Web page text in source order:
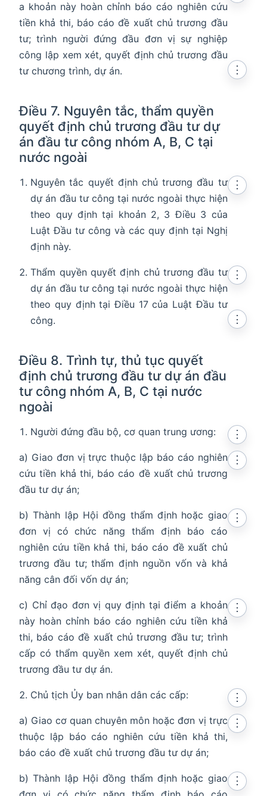
a khoản này hoàn chỉnh báo cáo nghiên cứu
tiền khả thi, báo cáo đề xuất chủ trương đầu
tư; trình người đứng đầu đơn vị sự nghiệp
công lập xem xét, quyết định chủ trương đầu
tư chương trình, dự án.
Điều 7. Nguyên tắc, thẩm quyền
quyết định chủ trương đầu tư dự
án đầu tư công nhóm A, B, C tại
nước ngoài
⋮
Nguyên tắc quyết định chủ trương đầu tư
dự án đầu tư công tại nước ngoài thực hiện
theo quy định tại khoản 2, 3 Điều 3 của
Luật Đầu tư công và các quy định tại Nghị
định này.
⋮
Thẩm quyền quyết định chủ trương đầu tư
dự án đầu tư công tại nước ngoài thực hiện
theo quy định tại Điều 17 của Luật Đầu tư
công.
⋮
Điều 8. Trình tự, thủ tục quyết
định chủ trương đầu tư dự án đầu
tư công nhóm A, B, C tại nước
ngoài
⋮
Người đứng đầu bộ, cơ quan trung ương:
⋮
a) Giao đơn vị trực thuộc lập báo cáo nghiên
cứu tiền khả thi, báo cáo đề xuất chủ trương
đầu tư dự án;
⋮
b) Thành lập Hội đồng thẩm định hoặc giao
đơn vị có chức năng thẩm định báo cáo
nghiên cứu tiền khả thi, báo cáo đề xuất chủ
trương đầu tư; thẩm định nguồn vốn và khả
năng cân đối vốn dự án;
⋮
c) Chỉ đạo đơn vị quy định tại điểm a khoản
này hoàn chỉnh báo cáo nghiên cứu tiền khả
thi, báo cáo đề xuất chủ trương đầu tư; trình
cấp có thẩm quyền xem xét, quyết định chủ
trương đầu tư dự án.
⋮
Chủ tịch Ủy ban nhân dân các cấp:
⋮
a) Giao cơ quan chuyên môn hoặc đơn vị trực
thuộc lập báo cáo nghiên cứu tiền khả thi,
báo cáo đề xuất chủ trương đầu tư dự án;
⋮
b) Thành lập Hội đồng thẩm định hoặc giao
⋮